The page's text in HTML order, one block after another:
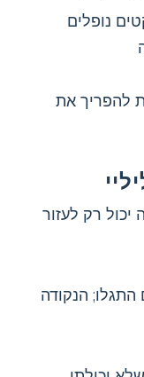
נופלים
להפריך את
רק לעזור
הנקודה